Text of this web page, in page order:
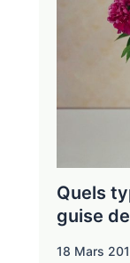
Quels
guise
18 Mars